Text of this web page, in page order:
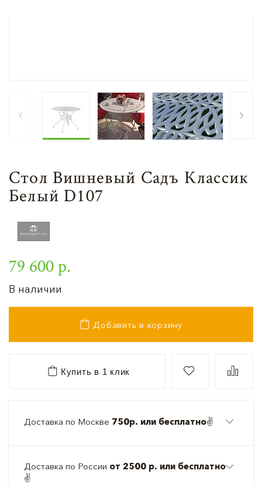
Стол Вишневый Садъ Классик
Белый D107
79 600 р.
В наличии
Добавить в корзину
Купить в 1 клик
Доставка по Москве 750р. или бесплатно✌️
Доставка по России от 2500 р. или бесплатно
✌️